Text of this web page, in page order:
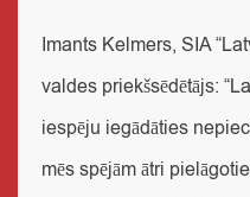
Imants Kelmers, SIA
valdes priekšsēdētājs:
iespēju iegādāties
mēs spējām ātri